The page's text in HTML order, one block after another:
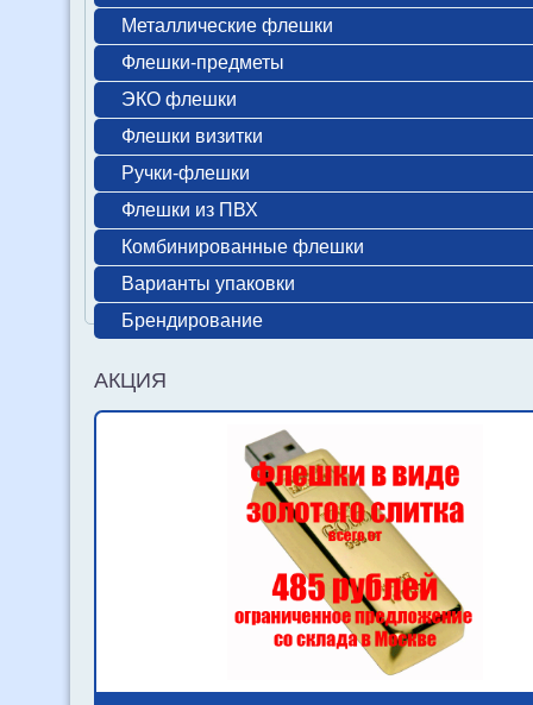
Металлические флешки
Флешки-предметы
ЭКО флешки
Флешки визитки
Ручки-флешки
Флешки из ПВХ
Комбинированные флешки
Варианты упаковки
Брендирование
АКЦИЯ